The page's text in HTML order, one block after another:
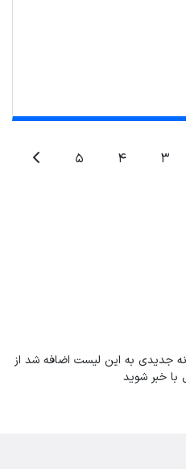
3
4
5
جدیدی به این لیست اضافه شد از
با خبر شوید